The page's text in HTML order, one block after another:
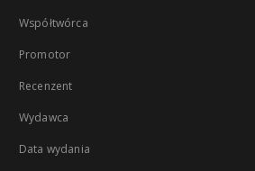
Współtwórca
Promotor
Recenzent
Wydawca
Data wydania